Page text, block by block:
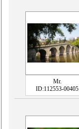
Mr.
ID:112553-00405